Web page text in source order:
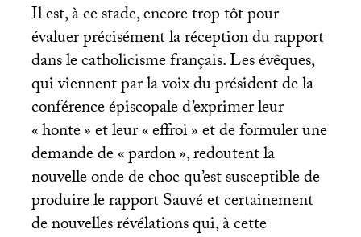
Il est, à ce stade, encore trop tôt pour
évaluer précisément la réception du rapport
dans le catholicisme français. Les évêques,
qui viennent par la voix du président de la
conférence épiscopale d’exprimer leur
«honte» et leur «effroi» et de formuler une
demande de «pardon», redoutent la
nouvelle onde de choc qu’est susceptible de
produire le rapport Sauvé et certainement
de nouvelles révélations qui, à cette